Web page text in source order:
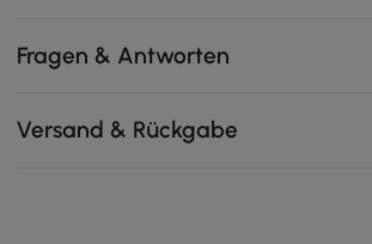
Fragen & Antworten
Versand & Rückgabe